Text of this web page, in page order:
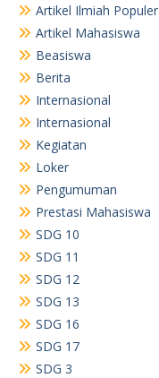
Artikel Ilmiah Populer
Artikel Mahasiswa
Beasiswa
Berita
Internasional
Internasional
Kegiatan
Loker
Pengumuman
Prestasi Mahasiswa
SDG 10
SDG 11
SDG 12
SDG 13
SDG 16
SDG 17
SDG 3